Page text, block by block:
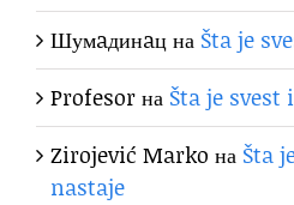
Шумaдинaцна Šta je
Profesorна Šta je svest
Zirojević Marko на Šta
nastaje